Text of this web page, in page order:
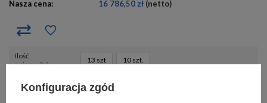
Nasza cena: 16 786,50 zł (netto)
ilość
pojemników
13 szt 10 szt.
Konfiguracja zgód